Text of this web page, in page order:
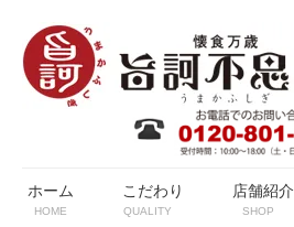
ホーム
HOME
こだわり
QUALITY
店舗紹介
SHOP